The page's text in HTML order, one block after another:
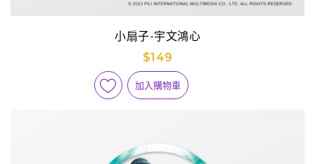
小扇子-宇文鴻心
$149
加入購物車